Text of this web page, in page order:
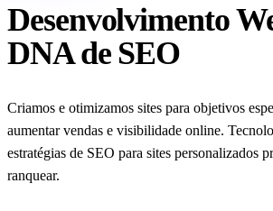
Desenvolvimento
DNA de SEO
Criamos e otimizamos sites para objetivos
aumentar vendas e visibilidade online.
estratégias de SEO para sites personalizados
ranquear.